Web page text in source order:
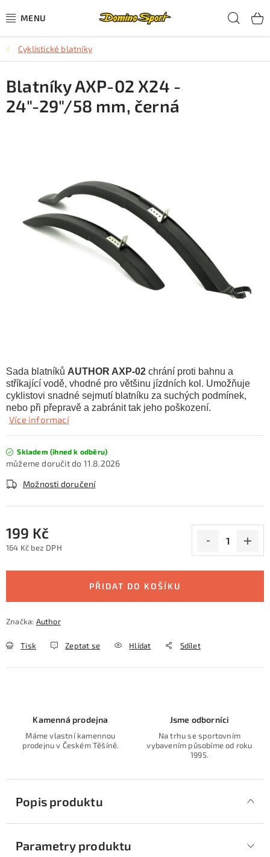
na
CYKLISTIKA
SJEZDOVÉ LYŽOVÁNÍ
SKIALPOVÉ LYŽOVÁNÍ
TIPY NA DÁRKY
Cyklistické blatníky
Sada blatníků AUTHOR AXP-02 chrání proti bahnu a
stříkající vodě, vhodné pro většinu jízdních kol. Umožňuje
cyklistovi snadné sejmutí blatníku za suchých podmínek,
nebo při přepravě a zabránit tak jeho poškození.
Více informací
Skladem (ihned k odběru)
11.8.2026
Možnosti doručení
199 Kč
164 Kč bez DPH
PŘIDAT DO KOŠÍKU
Značka: Author
Tisk Zeptat se Hlídat Sdílet
Blatníky AXP-02 X24 -
24"-29"/58 mm, černá
Kamenná prodejna
Máme vlastní kamennou
prodejnu v Českém Těšíně.
Jsme odborníci
Na trhu se sportovním
vybavením působíme od roku
1995.
Popis produktu
Parametry produktu